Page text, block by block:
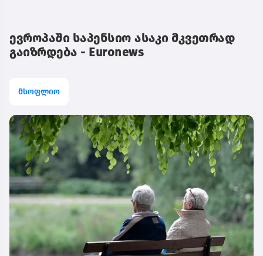
ევროპაში საპენსიო ასაკი მკვეთრად
გაიზრდება - Euronews
მსოფლიო